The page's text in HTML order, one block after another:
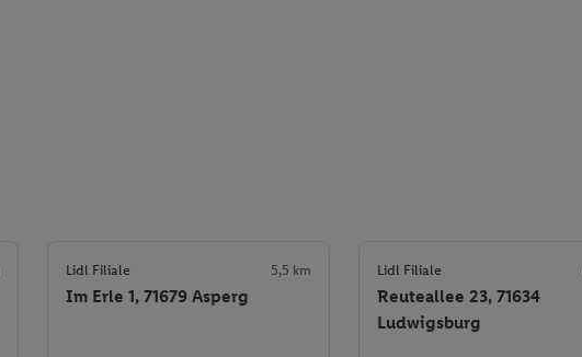
Lidl Filiale 5,5 km
Im Erle 1, 71679 Asperg
Lidl Filiale
Reuteallee 23, 71634
Ludwigsburg